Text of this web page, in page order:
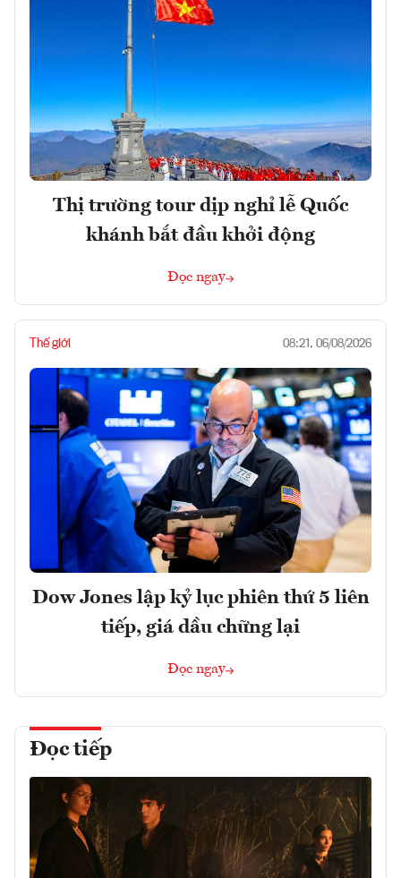
Thị trường tour dịp nghỉ lễ Quốc
khánh bắt đầu khởi động
Đọc ngay
Thế giới 08:21, 06/08/2026
Dow Jones lập kỷ lục phiên thứ 5 liên
tiếp, giá dầu chững lại
Đọc ngay
Đọc tiếp